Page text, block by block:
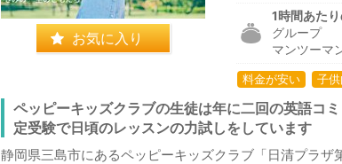
お気に入り
1時間あた
グループ
マンツーマ
料金が安い 子
ペッピーキッズクラブの生徒は年に二回の英語コ
定受験で日頃のレッスンの力試しをしています
静岡県三島市にあるペッピーキッズクラブ「日清プラ